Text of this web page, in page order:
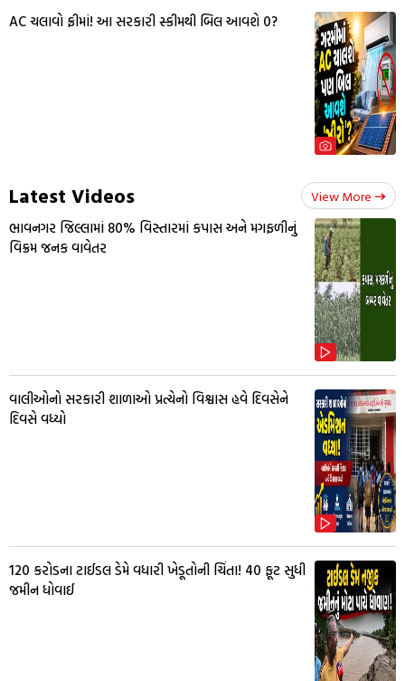
AC ચલાવો ફ્રીમાં! આ સરકારી સ્કીમથી બિલ આવશે ₹0?
Latest Videos View More
ભાવનગર જિલ્લામાં 80% વિસ્તારમાં કપાસ અને મગફળીનું
વિક્રમ જનક વાવેતર
વાલીઓનો સરકારી શાળાઓ પ્રત્યેનો વિશ્વાસ હવે દિવસેને
દિવસે વધ્યો
₹120 કરોડના ટાઈડલ ડેમે વધારી ખેડૂતોની ચિંતા! 40 ફૂટ સુધી
જમીન ધોવાઈ